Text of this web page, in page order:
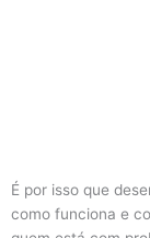
É por isso que
como funciona e